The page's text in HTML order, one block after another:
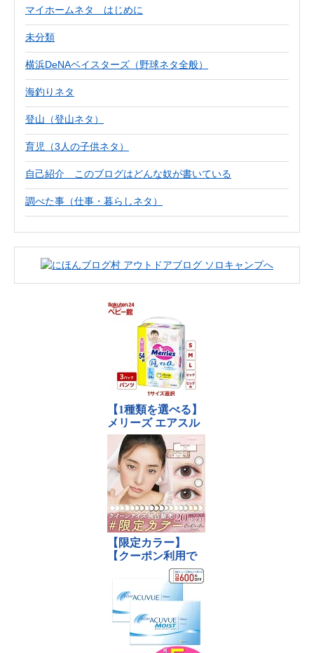
マイホームネタ はじめに
未分類
横浜DeNAベイスターズ（野球ネタ全般）
海釣りネタ
登山（登山ネタ）
育児（3人の子供ネタ）
自己紹介 このブログはどんな奴が書いている
調べた事（仕事・暮らしネタ）